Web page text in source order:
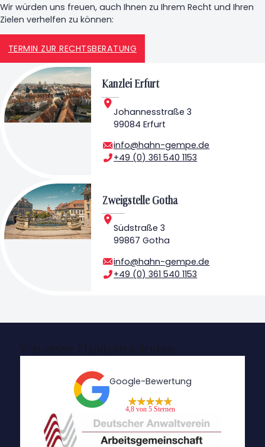
Wir würden uns freuen, auch Ihnen zu Ihrem Recht und Ihren
Zielen verhelfen zu können:
TERMIN ZUR RECHTSBERATUNG
Kanzlei Erfurt
Johannesstraße 3
99084 Erfurt
info@hahn-gempe.de
+49 (0) 361 540 1153
Zweigstelle Gotha
Südstraße 3
99867 Gotha
info@hahn-gempe.de
+49 (0) 361 540 1153
Google-Bewertung
4,8 von 5 Sternen